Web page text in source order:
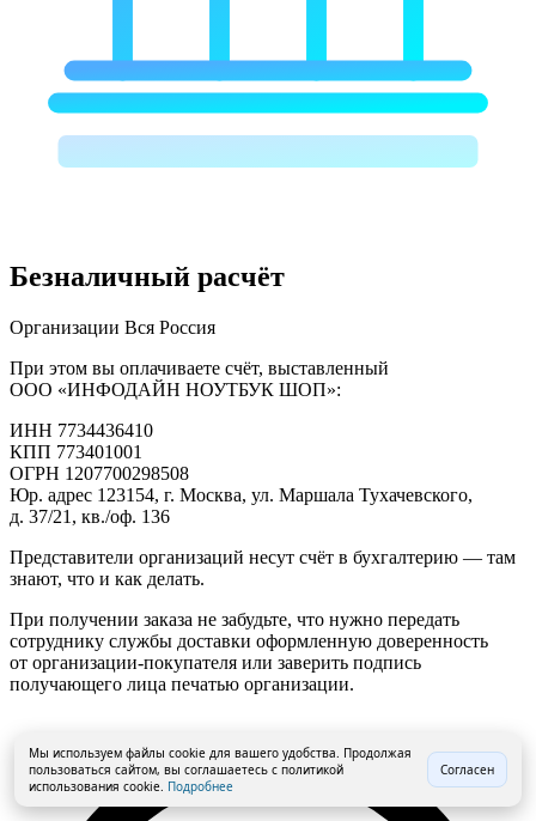
Безналичный расчёт
Организации Вся Россия
При этом вы оплачиваете счёт, выставленный
ООО «ИНФОДАЙН НОУТБУК ШОП»:
ИНН 7734436410
КПП 773401001
ОГРН 1207700298508
Юр. адрес 123154, г. Москва, ул. Маршала Тухачевского,
д. 37/21, кв./оф. 136
Представители организаций несут счёт в бухгалтерию — там
знают, что и как делать.
При получении заказа не забудьте, что нужно передать
сотруднику службы доставки оформленную доверенность
от организации-покупателя или заверить подпись
получающего лица печатью организации.
Мы используем файлы cookie для вашего удобства. Продолжая
пользоваться сайтом, вы соглашаетесь с политикой
использования cookie. Подробнее
Согласен